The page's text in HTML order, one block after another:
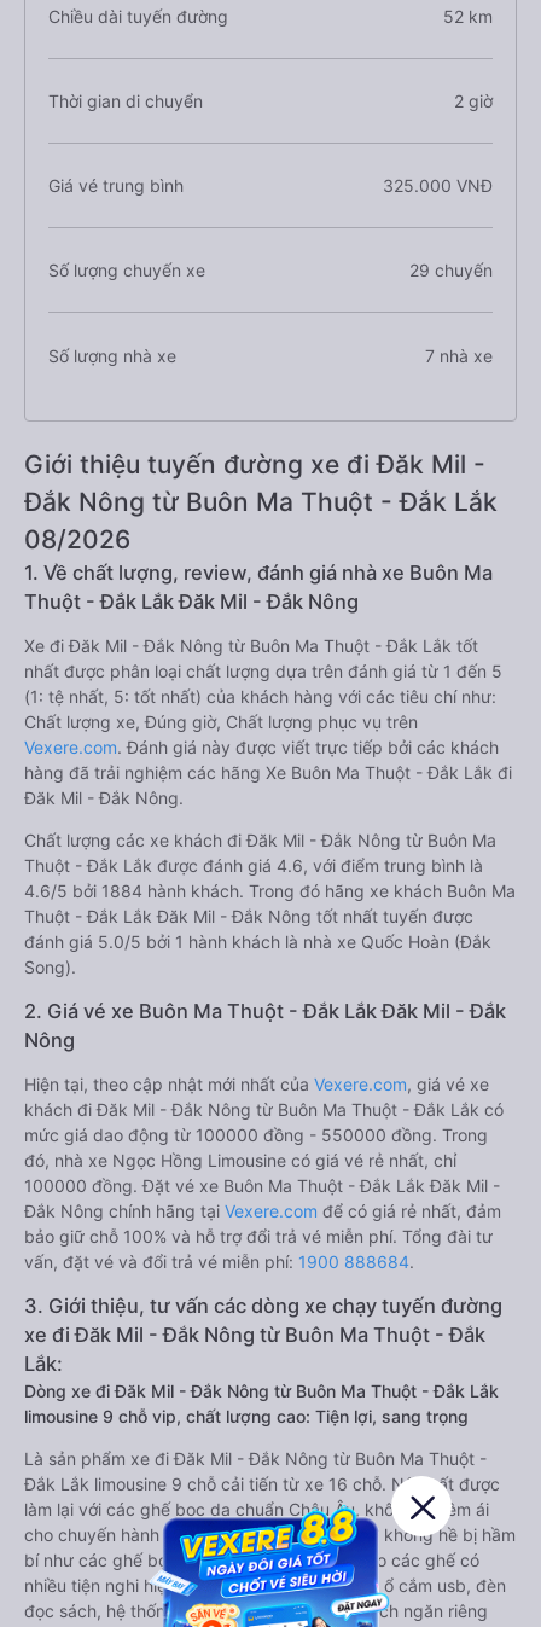
Chiều dài tuyến đường 52 km
Thời gian di chuyển 2 giờ
Giá vé trung bình 325.000 VNĐ
Số lượng chuyến xe 29 chuyến
Số lượng nhà xe 7 nhà xe
Giới thiệu tuyến đường xe đi Đăk Mil -
Đắk Nông từ Buôn Ma Thuột - Đắk Lắk
08/2026
1. Về chất lượng, review, đánh giá nhà xe Buôn Ma
Thuột - Đắk Lắk Đăk Mil - Đắk Nông
Xe đi Đăk Mil - Đắk Nông từ Buôn Ma Thuột - Đắk Lắk tốt
nhất được phân loại chất lượng dựa trên đánh giá từ 1 đến 5
(1: tệ nhất, 5: tốt nhất) của khách hàng với các tiêu chí như:
Chất lượng xe, Đúng giờ, Chất lượng phục vụ trên
Vexere.com. Đánh giá này được viết trực tiếp bởi các khách
hàng đã trải nghiệm các hãng Xe Buôn Ma Thuột - Đắk Lắk đi
Đăk Mil - Đắk Nông.
Chất lượng các xe khách đi Đăk Mil - Đắk Nông từ Buôn Ma
Thuột - Đắk Lắk được đánh giá 4.6, với điểm trung bình là
4.6/5 bởi 1884 hành khách. Trong đó hãng xe khách Buôn Ma
Thuột - Đắk Lắk Đăk Mil - Đắk Nông tốt nhất tuyến được
đánh giá 5.0/5 bởi 1 hành khách là nhà xe Quốc Hoàn (Đắk
Song).
2. Giá vé xe Buôn Ma Thuột - Đắk Lắk Đăk Mil - Đắk
Nông
Hiện tại, theo cập nhật mới nhất của Vexere.com, giá vé xe
khách đi Đăk Mil - Đắk Nông từ Buôn Ma Thuột - Đắk Lắk có
mức giá dao động từ 100000 đồng - 550000 đồng. Trong
đó, nhà xe Ngọc Hồng Limousine có giá vé rẻ nhất, chỉ
100000 đồng. Đặt vé xe Buôn Ma Thuột - Đắk Lắk Đăk Mil -
Đắk Nông chính hãng tại Vexere.com để có giá rẻ nhất, đảm
bảo giữ chỗ 100% và hỗ trợ đổi trả vé miễn phí. Tổng đài tư
vấn, đặt vé và đổi trả vé miễn phí: 1900 888684.
3. Giới thiệu, tư vấn các dòng xe chạy tuyến đường
xe đi Đăk Mil - Đắk Nông từ Buôn Ma Thuột - Đắk
Lắk:
Dòng xe đi Đăk Mil - Đắk Nông từ Buôn Ma Thuột - Đắk Lắk
limousine 9 chỗ vip, chất lượng cao: Tiện lợi, sang trọng
Là sản phẩm xe đi Đăk Mil - Đắk Nông từ Buôn Ma Thuột -
Đắk Lắk limousine 9 chỗ cải tiến từ xe 16 chỗ. Nội thất được
làm lại với các ghế bọc da chuẩn Châu Âu, không chỉ êm ái
cho chuyến hành trình xa, mà còn mát mẻ và không hề bị hầm
bí như các ghế bọc da bình thường. Kèm theo các ghế có
nhiều tiện nghi hiện đại như ti-vi, tủ lạnh mini, ổ cắm usb, đèn
đọc sách, hệ thống âm thanh cao cấp. Có vách ngăn riêng